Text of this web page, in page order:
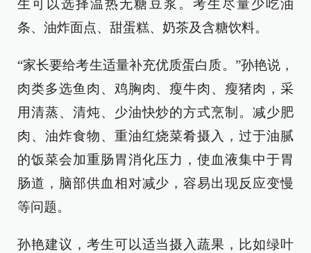
生可以选择温热无糖豆浆。考生尽量少吃油
条、油炸面点、甜蛋糕、奶茶及含糖饮料。
“家长要给考生适量补充优质蛋白质。”孙艳说，
肉类多选鱼肉、鸡胸肉、瘦牛肉、瘦猪肉，采
用清蒸、清炖、少油快炒的方式烹制。减少肥
肉、油炸食物、重油红烧菜肴摄入，过于油腻
的饭菜会加重肠胃消化压力，使血液集中于胃
肠道，脑部供血相对减少，容易出现反应变慢
等问题。
孙艳建议，考生可以适当摄入蔬果，比如绿叶